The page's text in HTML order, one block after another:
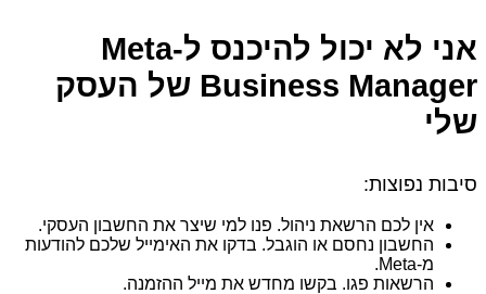
אני לא יכול להיכנס ל‑Meta
Business Manager של העסק
שלי
סיבות נפוצות:
אין לכם הרשאת ניהול. פנו למי שיצר את החשבון העסקי.
החשבון נחסם או הוגבל. בדקו את האימייל שלכם להודעות
מ‑Meta.
הרשאות פגו. בקשו מחדש את מייל ההזמנה.